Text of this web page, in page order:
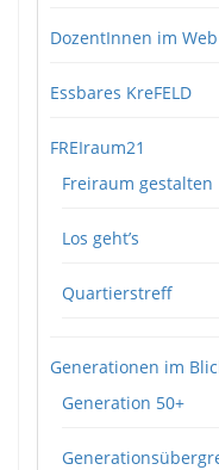
DozentInnen im Web
Essbares KreFELD
FREIraum21
Freiraum gestalten
Los geht’s
Quartierstreff
Generationen im
Generation 50+